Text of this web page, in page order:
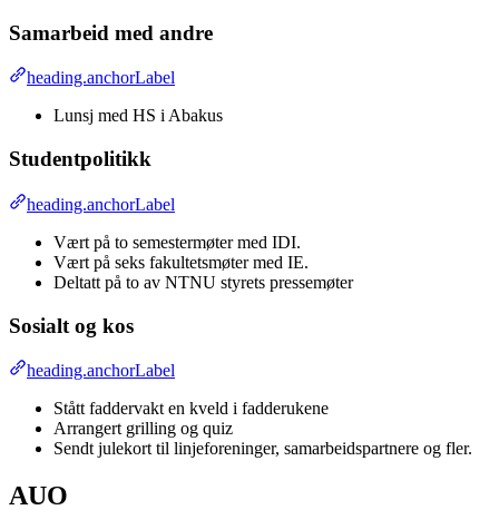
Samarbeid med andre
heading.anchorLabel
Lunsj med HS i Abakus
Studentpolitikk
heading.anchorLabel
Vært på to semestermøter med IDI.
Vært på seks fakultetsmøter med IE.
Deltatt på to av NTNU styrets pressemøter
Sosialt og kos
heading.anchorLabel
Stått faddervakt en kveld i fadderukene
Arrangert grilling og quiz
Sendt julekort til linjeforeninger, samarbeidspartnere og fler.
AUO